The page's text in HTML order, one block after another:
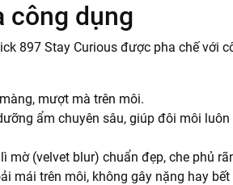
công dụng
897 Stay Curious được pha chế với
mượt mà trên môi.
ẩm chuyên sâu, giúp đôi môi
mờ (velvet blur) chuẩn đẹp, che phủ
mái trên môi, không gây nặng hay bết